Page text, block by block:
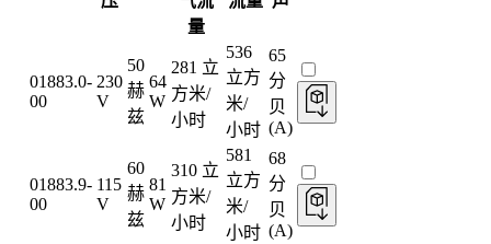
量
01883.0-
00
230
V
50
赫
兹
64
W
281 立
方米/
小时
536
立方
米/
小时
65
分
贝
(A)
01883.9-
00
115
V
60
赫
兹
81
W
310 立
方米/
小时
581
立方
米/
小时
68
分
贝
(A)